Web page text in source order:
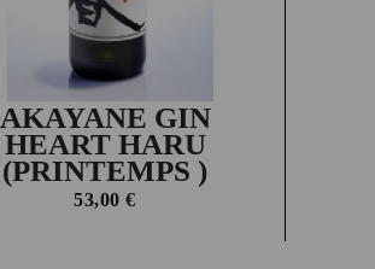
AKAYANE GIN
HEART HARU
(PRINTEMPS )
53,00€